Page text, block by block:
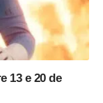
13 e 20 de